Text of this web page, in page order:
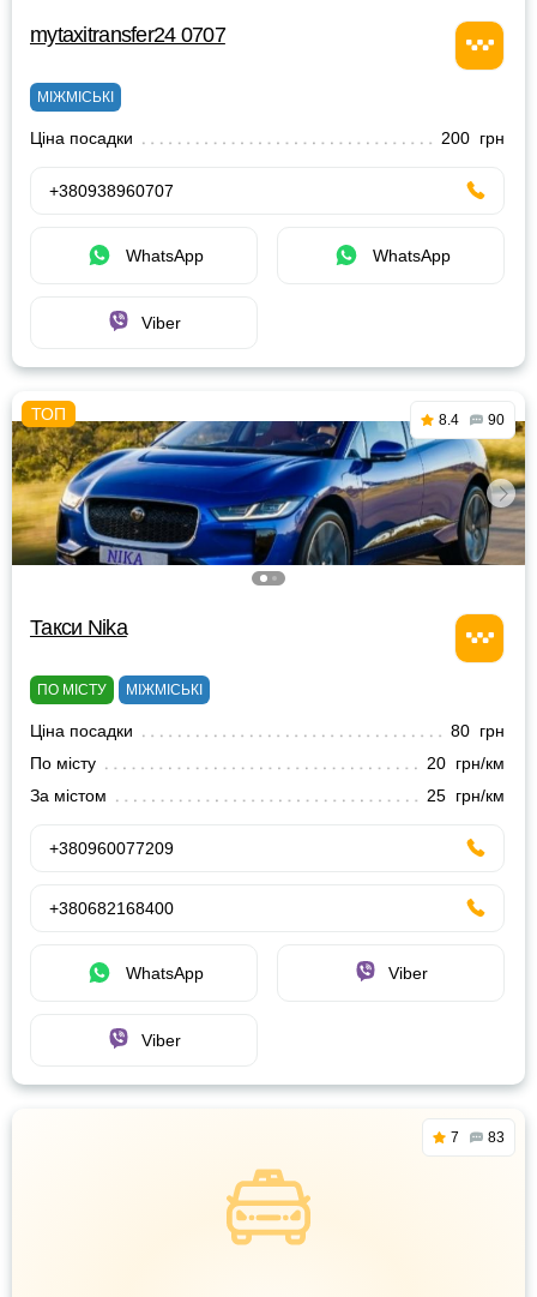
mytaxitransfer24 0707
МІЖМІСЬКІ
Ціна посадки 200 грн
+380938960707
WhatsApp WhatsApp
Viber
8.4 90
Такси Nika
ПО МІСТУ МІЖМІСЬКІ
Ціна посадки
80 грн
По місту
20 грн/км
За містом
25 грн/км
+380960077209
+380682168400
WhatsApp Viber
Viber
7 83